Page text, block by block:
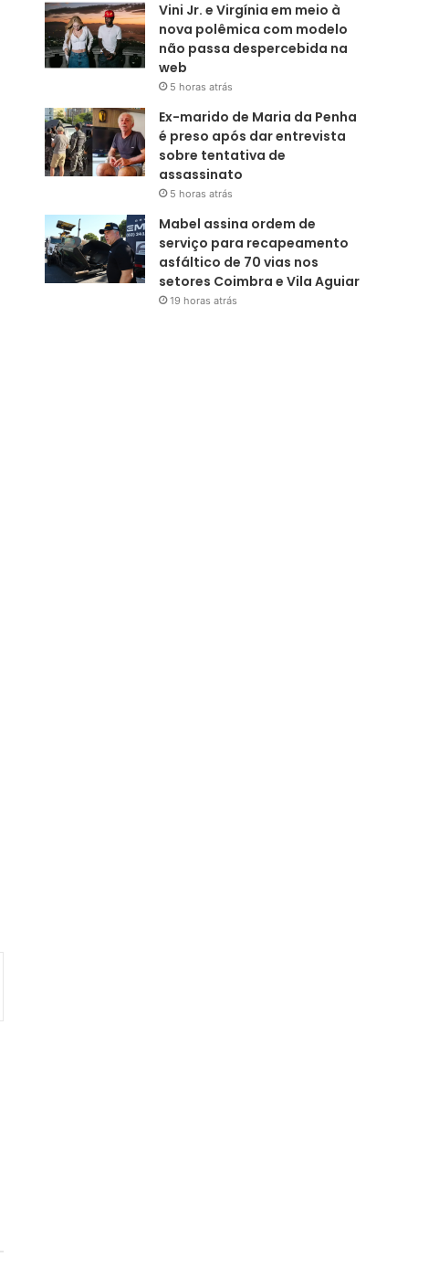
Vini Jr. e Virgínia em meio à
nova polêmica com modelo
não passa despercebida na
web
5 horas atrás
Ex-marido de Maria da Penha
é preso após dar entrevista
sobre tentativa de
assassinato
5 horas atrás
Mabel assina ordem de
serviço para recapeamento
asfáltico de 70 vias nos
setores Coimbra e Vila Aguiar
19 horas atrás